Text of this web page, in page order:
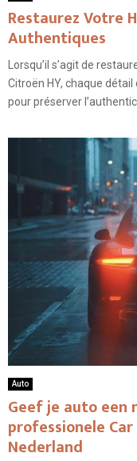
Restaurez Votre
Authentiques
Lorsqu’il s’agit de
Citroën HY, chaque
pour préserver
Auto
Geef je auto
professionele
Nederland